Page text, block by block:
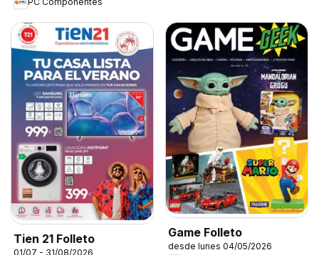
Tien 21 Folleto
01/07 - 31/08/2026
Game Folleto
desde lunes 04/05/2026